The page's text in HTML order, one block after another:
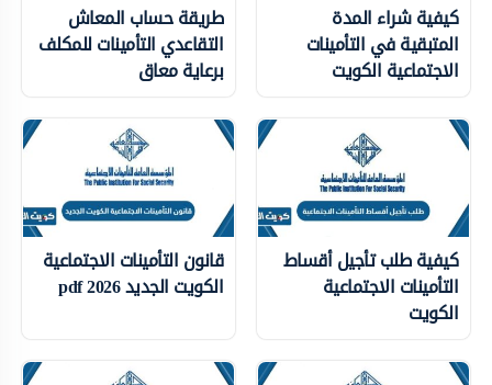
كيفية شراء المدة
المتبقية في التأمينات
الاجتماعية الكويت
طريقة حساب المعاش
التقاعدي التأمينات للمكلف
برعاية معاق
كيفية طلب تأجيل أقساط
التأمينات الاجتماعية
الكويت
قانون التأمينات الاجتماعية
الكويت الجديد 2026 pdf